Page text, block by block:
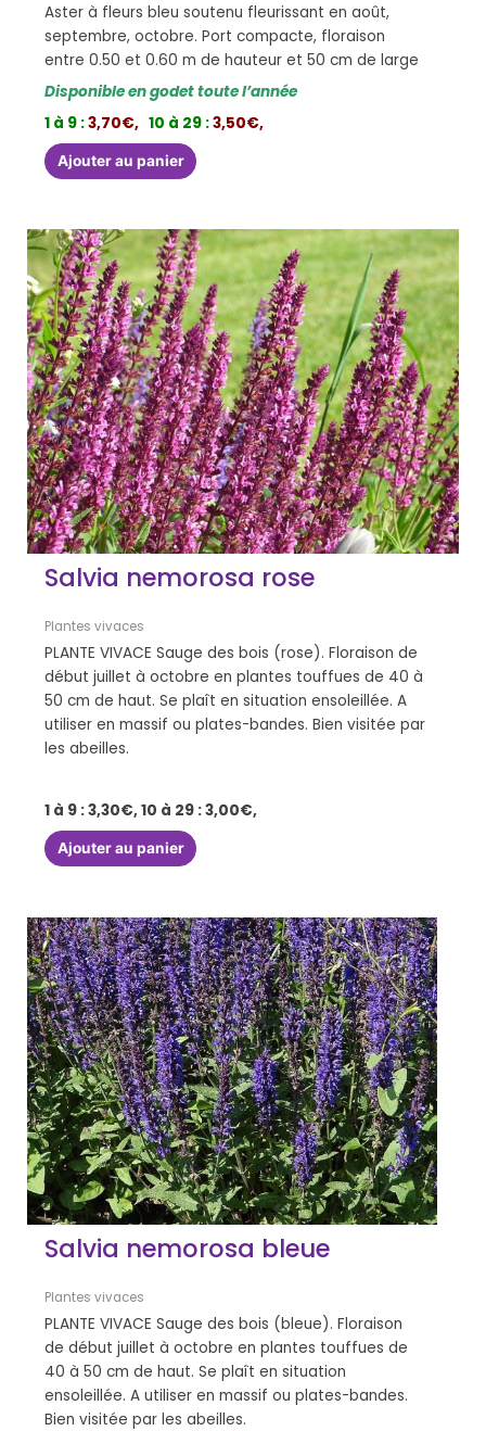
Aster à fleurs bleu soutenu fleurissant en août,
septembre, octobre. Port compacte, floraison
entre 0.50 et 0.60 m de hauteur et 50 cm de large
Disponible en godet toute l’année
1 à 9 :3,70€,10 à 29 :3,50€,
Ajouter au panier
Salvia nemorosa rose
Plantes vivaces
PLANTE VIVACE Sauge des bois (rose). Floraison de
début juillet à octobre en plantes touffues de 40 à
50 cm de haut. Se plaît en situation ensoleillée. A
utiliser en massif ou plates-bandes. Bien visitée par
les abeilles.
1 à 9 : 3,30€, 10 à 29 : 3,00€,
Ajouter au panier
Salvia nemorosa bleue
Plantes vivaces
PLANTE VIVACE Sauge des bois (bleue). Floraison
de début juillet à octobre en plantes touffues de
40 à 50 cm de haut. Se plaît en situation
ensoleillée. A utiliser en massif ou plates-bandes.
Bien visitée par les abeilles.